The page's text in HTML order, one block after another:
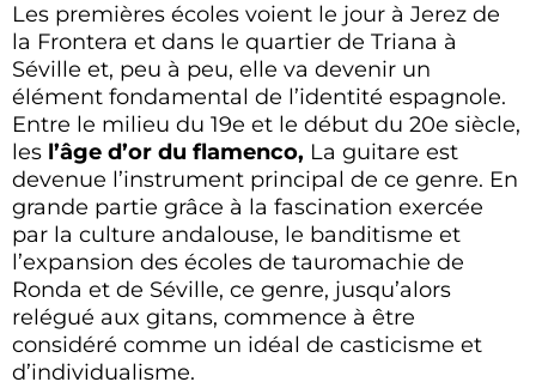
Les premières écoles voient le jour à Jerez de
la Frontera et dans le quartier de Triana à
Séville et, peu à peu, elle va devenir un
élément fondamental de l’identité espagnole.
Entre le milieu du 19e et le début du 20e siècle,
les l’âge d’or du flamenco, La guitare est
devenue l’instrument principal de ce genre. En
grande partie grâce à la fascination exercée
par la culture andalouse, le banditisme et
l’expansion des écoles de tauromachie de
Ronda et de Séville, ce genre, jusqu’alors
relégué aux gitans, commence à être
considéré comme un idéal de casticisme et
d’individualisme.